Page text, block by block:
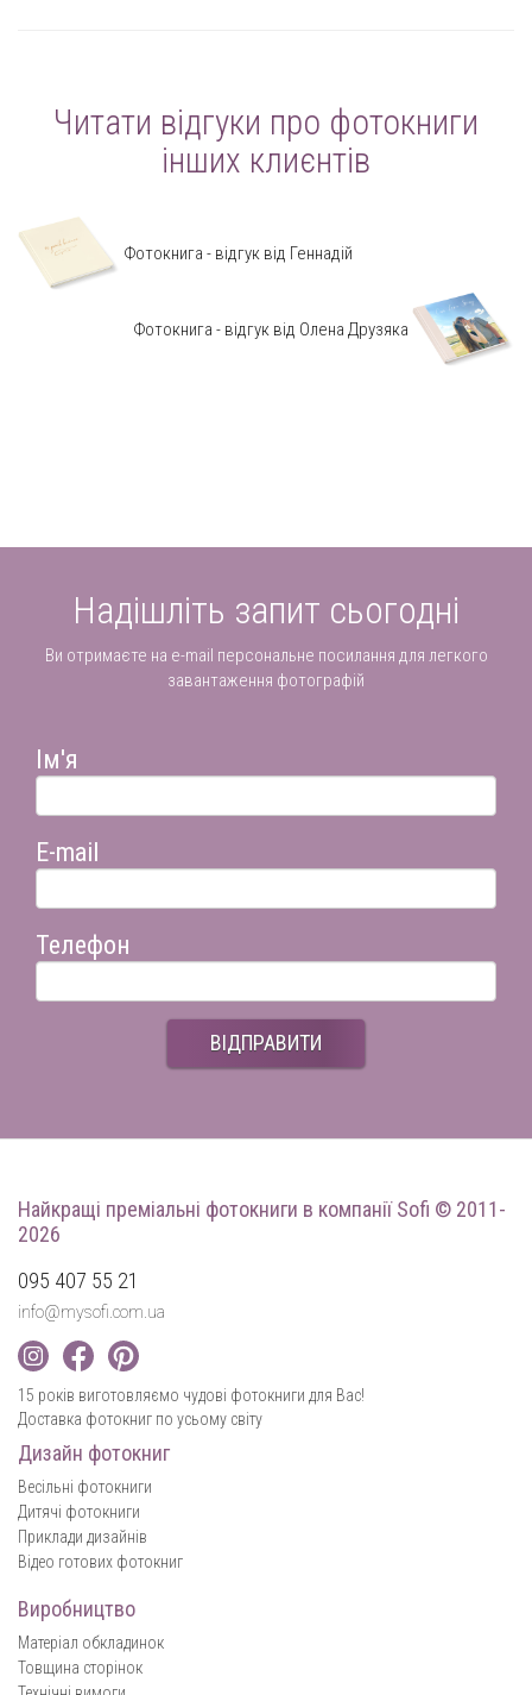
Читати відгуки про фотокниги
інших клиєнтів
Фотокнига - відгук від Геннадій
Фотокнига - відгук від Олена Друзяка
Надішліть запит сьогодні
Ви отримаєте на e-mail персональне посилання для легкого
завантаження фотографій
Ім'я
E-mail
Телефон
ВІДПРАВИТИ
Найкращі преміальні фотокниги в компанії Sofi © 2011-
2026
095 407 55 21
info@mysofi.com.ua
15 років виготовляємо чудові фотокниги для Вас!
Доставка фотокниг по усьому світу
Дизайн фотокниг
Весільні фотокниги
Дитячі фотокниги
Приклади дизайнів
Відео готових фотокниг
Виробництво
Матеріал обкладинок
Товщина сторінок